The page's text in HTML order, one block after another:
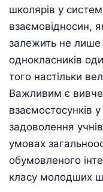
школярів у
взаємовідносин,
залежить не лише
однокласників
того настільки
Важливим є
взаємостосунків
задоволення
умовах
обумовленого
класу молодших